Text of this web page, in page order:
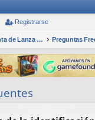
Registrarse
Foro Punta de Lanza Wargames Preguntas